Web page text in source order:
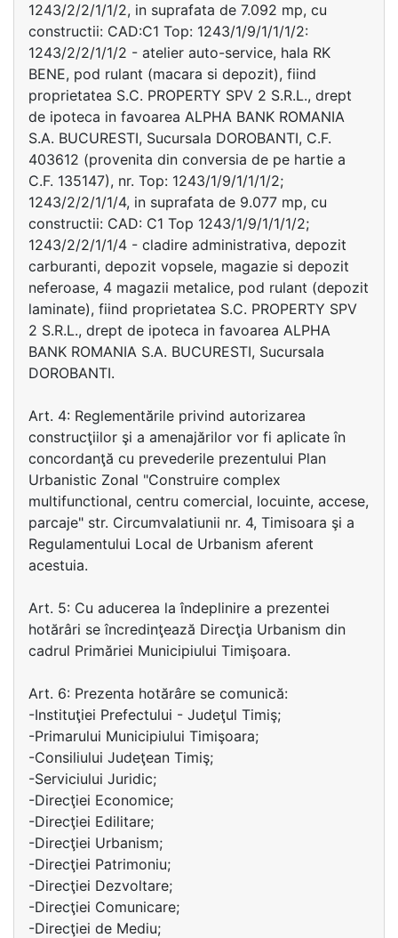
1243/2/2/1/1/2, in suprafata de 7.092 mp, cu
constructii: CAD:C1 Top: 1243/1/9/1/1/1/2:
1243/2/2/1/1/2 - atelier auto-service, hala RK
BENE, pod rulant (macara si depozit), fiind
proprietatea S.C. PROPERTY SPV 2 S.R.L., drept
de ipoteca in favoarea ALPHA BANK ROMANIA
S.A. BUCURESTI, Sucursala DOROBANTI, C.F.
403612 (provenita din conversia de pe hartie a
C.F. 135147), nr. Top: 1243/1/9/1/1/1/2;
1243/2/2/1/1/4, in suprafata de 9.077 mp, cu
constructii: CAD: C1 Top 1243/1/9/1/1/1/2;
1243/2/2/1/1/4 - cladire administrativa, depozit
carburanti, depozit vopsele, magazie si depozit
neferoase, 4 magazii metalice, pod rulant (depozit
laminate), fiind proprietatea S.C. PROPERTY SPV
2 S.R.L., drept de ipoteca in favoarea ALPHA
BANK ROMANIA S.A. BUCURESTI, Sucursala
DOROBANTI.
Art. 4: Reglementările privind autorizarea
construcţiilor şi a amenajărilor vor fi aplicate în
concordanţă cu prevederile prezentului Plan
Urbanistic Zonal "Construire complex
multifunctional, centru comercial, locuinte, accese,
parcaje" str. Circumvalatiunii nr. 4, Timisoara şi a
Regulamentului Local de Urbanism aferent
acestuia.
Art. 5: Cu aducerea la îndeplinire a prezentei
hotărâri se încredinţează Direcţia Urbanism din
cadrul Primăriei Municipiului Timişoara.
Art. 6: Prezenta hotărâre se comunică:
-Instituţiei Prefectului - Judeţul Timiş;
-Primarului Municipiului Timişoara;
-Consiliului Judeţean Timiş;
-Serviciului Juridic;
-Direcţiei Economice;
-Direcţiei Edilitare;
-Direcţiei Urbanism;
-Direcţiei Patrimoniu;
-Direcţiei Dezvoltare;
-Direcţiei Comunicare;
-Direcţiei de Mediu;